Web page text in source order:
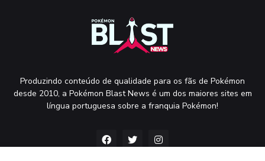
Produzindo conteúdo de qualidade para os fãs de Pokémon
desde 2010, a Pokémon Blast News é um dos maiores sites em
língua portuguesa sobre a franquia Pokémon!